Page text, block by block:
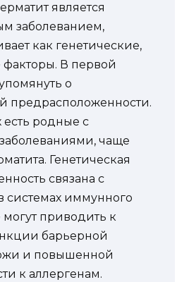
является
заболеванием,
как генетические,
факторы. В первой
о
предрасположенности.
есть родные с
чаще
Генетическая
связана с
иммунного
могут приводить к
барьерной
и повышенной
к аллергенам.